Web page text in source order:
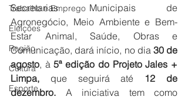
Trabalho e Emprego
Eleições
Região
Cultura
Esporte
Secretarias Municipais de
Agronegócio, Meio Ambiente e Bem-
Estar Animal, Saúde, Obras e
Comunicação, dará início, no dia 30 de
agosto, à 5ª edição do Projeto Jales +
Limpa, que seguirá até 12 de
dezembro. A iniciativa tem como